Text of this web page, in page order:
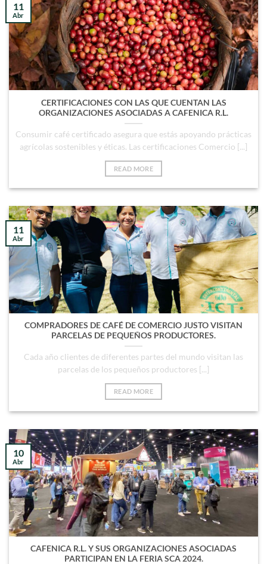
CERTIFICACIONES CON LAS QUE CUENTAN LAS
ORGANIZACIONES ASOCIADAS A CAFENICA R.L.
Consumir café certificado asegura que estás apoyando prácticas
agrícolas sostenibles y éticas. Las certificaciones Comercio [...]
READ MORE
11
Abr
COMPRADORES DE CAFÉ DE COMERCIO JUSTO VISITAN
PARCELAS DE PEQUEÑOS PRODUCTORES.
Cada año clientes de diferentes partes del mundo visitan las
parcelas de los pequeños productores [...]
READ MORE
11
Abr
CAFENICA R.L. Y SUS ORGANIZACIONES ASOCIADAS
PARTICIPAN EN LA FERIA SCA 2024.
10
Abr